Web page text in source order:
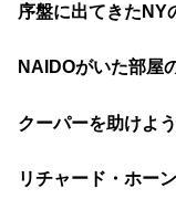
序盤に出てきたNY
NAIDOがいた部屋
クーパーを助けよ
リチャード・ホーン